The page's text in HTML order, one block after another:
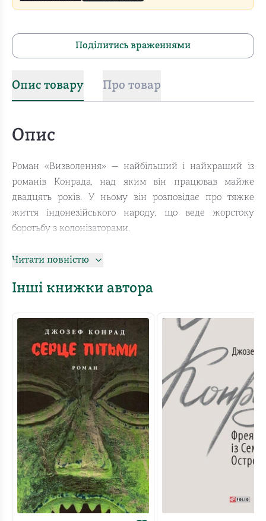
Поділитись враженнями
Опис товару Про товар
Опис
Роман «Визволення» — найбільший і найкращий із
романів Конрада, над яким він працював майже
двадцять років. У ньому він розповідає про тяжке
життя індонезійського народу, що веде жорстоку
боротьбу з колонізаторами.
Далеко на сході між глибинами двох океанів
нечисленними малайськими племенами. Капітан
давно замислив дуже важливу справу. І хто б міг
подумати, що йому на заваді стане беззахисна яхта,
яка сіла на мілину в цих маловідомих місцях, а її
господар вперто відмовляється від допомоги Лінгарда.
На цій яхті капітан знайомиться з чарівною молодою
жінкою його чекають таємничі й небезпечні пригоди,
любов і втрати.
Читати повністю
Інші книжки автора